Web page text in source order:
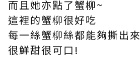
而且她亦點了蟹柳~
這裡的蟹柳很好吃
每一絲蟹柳絲都能夠撕出來
很鮮甜很可口!